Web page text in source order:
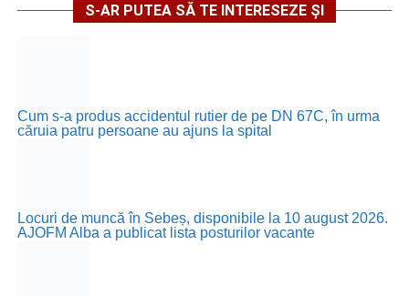
S-AR PUTEA SĂ TE INTERESEZE ȘI
Cum s-a produs accidentul rutier de pe DN 67C, în urma
căruia patru persoane au ajuns la spital
Locuri de muncă în Sebeș, disponibile la 10 august 2026.
AJOFM Alba a publicat lista posturilor vacante